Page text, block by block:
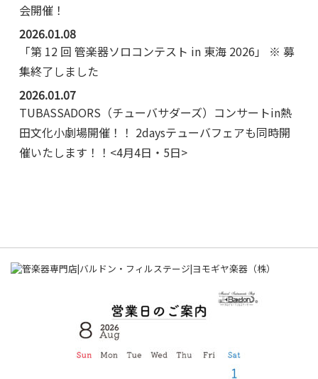
会開催！
2026.01.08
「第 12 回 管楽器ソロコンテスト in 東海 2026」 ※ 募
集終了しました
2026.01.07
TUBASSADORS（チューバサダーズ）コンサートin熱
田文化小劇場開催！！ 2daysテューバフェアも同時開
催いたします！！<4月4日・5日>